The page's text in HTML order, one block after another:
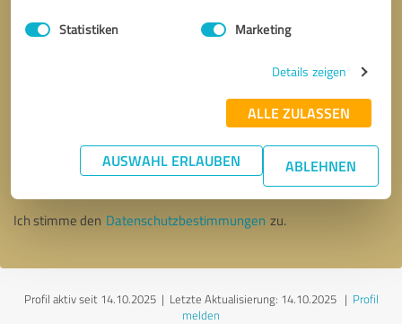
Statistiken Marketing
Details zeigen
ALLE ZULASSEN
AUSWAHL ERLAUBEN ABLEHNEN
* Erforderliche Angaben
Nachricht senden
Ich stimme den Datenschutzbestimmungen zu.
Profil aktiv seit 14.10.2025 | Letzte Aktualisierung: 14.10.2025| Profil
melden